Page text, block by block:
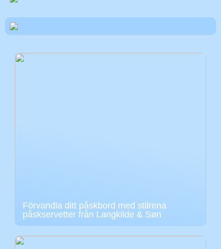
Förvandla ditt påskbord med stilrena
påskservetter från Langkilde & Søn